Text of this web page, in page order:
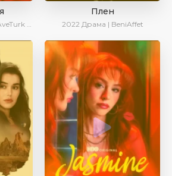
2023
Плен
2022 Драма | BeniAffet